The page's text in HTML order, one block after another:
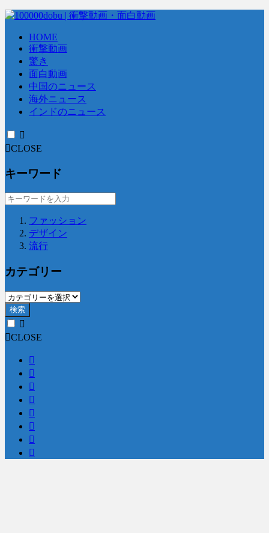
HOME
衝撃動画
驚き
面白動画
中国のニュース
海外ニュース
インドのニュース
CLOSE
キーワード
ファッション
デザイン
流行
カテゴリー
検索
CLOSE